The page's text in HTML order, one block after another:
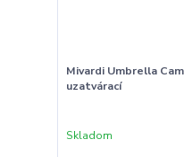
Mivardi Umbrella
uzatvárací
Skladom